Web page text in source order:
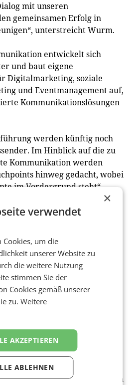
mit unseren
gemeinsamen Erfolg in
unterstreicht Wurm.
entwickelt sich
und baut eigene
Digitalmarketing, soziale
und Eventmanagement auf,
Kommunikationslösungen
werden künftig noch
Im Hinblick auf die zu
Kommunikation werden
hinweg gedacht, wobei
im Vordergrund steht“,
von Stock
mit Stock Spirits
fort und treibt das
der Marken Sierra Tequila,
Clan Campbell Scotch Whisky
Pioniergeist
für die neu
Sein
seine persönlichen Werte
und spannen den Bogen
×
verwendet
Cookies, um die
unserer Website zu
die weitere Nutzung
stimmen Sie der
Cookies gemäß unserer
zu.Weitere
AKZEPTIEREN
ABLEHNEN